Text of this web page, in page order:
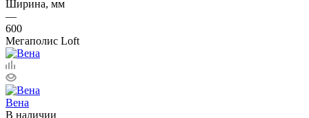
Ширина, мм
—
600
Мегаполис Loft
Вена
В наличии